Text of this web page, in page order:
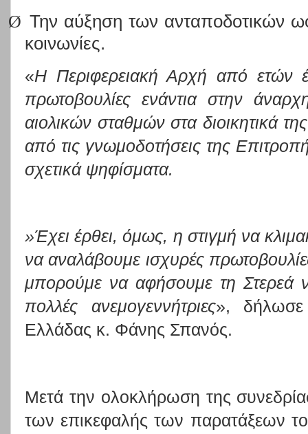
Ø Την αύξηση των ανταποδοτικών
κοινωνίες.
«Η Περιφερειακή Αρχή από ετών
πρωτοβουλίες ενάντια στην
αιολικών σταθμών στα διοικητικά
από τις γνωμοδοτήσεις της
σχετικά ψηφίσματα.
»Έχει έρθει, όμως, η στιγμή να
να αναλάβουμε ισχυρές
μπορούμε να αφήσουμε τη Στερεά
πολλές ανεμογεννήτριες», δήλωσε
Ελλάδας κ. Φάνης Σπανός.
Μετά την ολοκλήρωση της
των επικεφαλής των παρατάξεων